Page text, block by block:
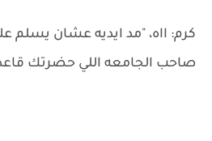
كرم: ااه، "مد ايديه عشان يسلم
صاحب الجامعه اللي حضرتك